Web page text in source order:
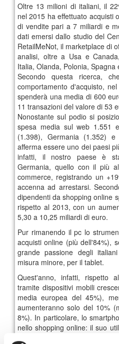
Oltre 13 milioni di italiani, il
nel 2015 ha effettuato acquisti
di vendite pari a 7 miliardi e
dati emersi dallo studio del
RetailMeNot, il marketplace di
analisi, oltre a Usa e
Italia, Olanda, Polonia, Spagna
Secondo questa ricerca,
comportamento d'acquisto,
spenderà una media di 600
11 transazioni del valore di 53
Nonostante sul podio si
spesa media sul web 1.551
(1.398), Germania (1.352)
afferma essere uno dei paesi
infatti, il nostro paese è
Germania, quello con il più
commerce, registrando un
accenna ad arrestarsi.
dipendenti da shopping online
rispetto al 2013, con un
5,30 a 10,25 miliardi di euro.
Pur rimanendo il pc lo
acquisti online (più dell'84%),
grande passione degli
misura minore, per il tablet.
Quest'anno, infatti, rispetto
tramite dispositivi mobili
media europea del 45%),
aumenteranno solo del 10%
8%). In particolare, lo
nello shopping online: il suo